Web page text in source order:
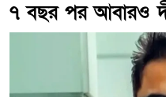
৭ বছর পর আবারও